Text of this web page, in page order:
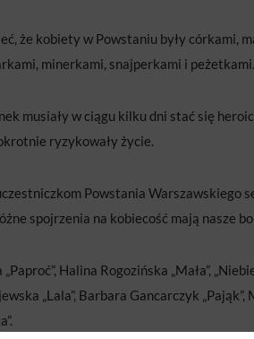
że kobiety w Powstaniu były córkami,
minerkami, snajperkami i
musiały w ciągu kilku dni stać się
ryzykowały życie.
Powstania Warszawskiego
spojrzenia na kobiecość mają nasze
Halina Rogozińska „Mała”,
„Lala”, Barbara Gancarczyk